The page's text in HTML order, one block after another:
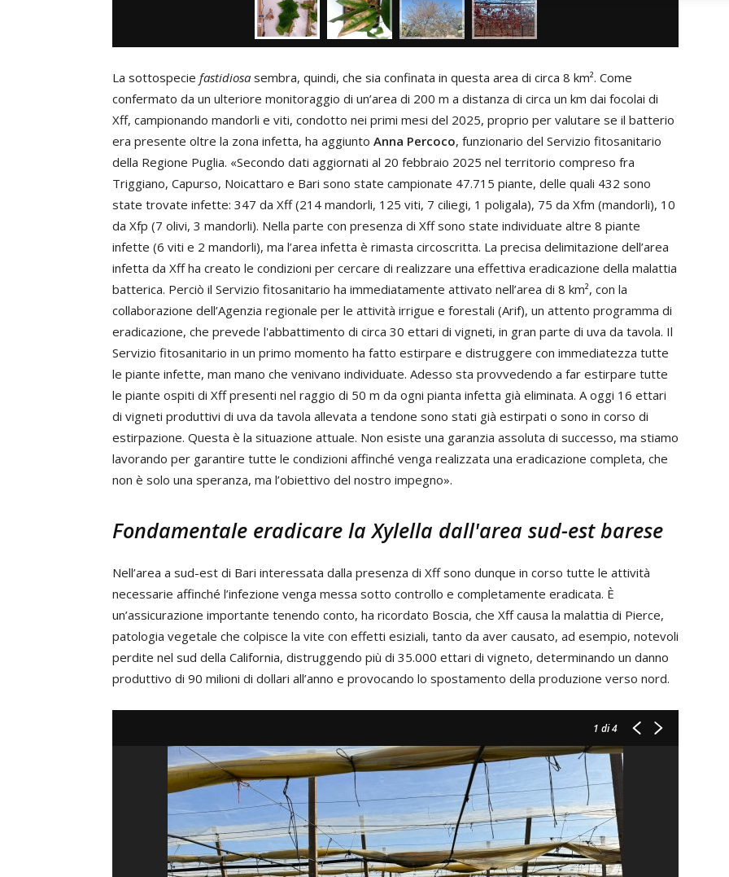
La sottospecie fastidiosa sembra, quindi, che sia confinata in questa area di circa 8 km². Come
confermato da un ulteriore monitoraggio di un’area di 200 m a distanza di circa un km dai focolai di
Xff, campionando mandorli e viti, condotto nei primi mesi del 2025, proprio per valutare se il batterio
era presente oltre la zona infetta, ha aggiunto Anna Percoco, funzionario del Servizio fitosanitario
della Regione Puglia. «Secondo dati aggiornati al 20 febbraio 2025 nel territorio compreso fra
Triggiano, Capurso, Noicattaro e Bari sono state campionate 47.715 piante, delle quali 432 sono
state trovate infette: 347 da Xff (214 mandorli, 125 viti, 7 ciliegi, 1 poligala), 75 da Xfm (mandorli), 10
da Xfp (7 olivi, 3 mandorli). Nella parte con presenza di Xff sono state individuate altre 8 piante
infette (6 viti e 2 mandorli), ma l’area infetta è rimasta circoscritta. La precisa delimitazione dell’area
infetta da Xff ha creato le condizioni per cercare di realizzare una effettiva eradicazione della malattia
batterica. Perciò il Servizio fitosanitario ha immediatamente attivato nell’area di 8 km², con la
collaborazione dell’Agenzia regionale per le attività irrigue e forestali (Arif), un attento programma di
eradicazione, che prevede l'abbattimento di circa 30 ettari di vigneti, in gran parte di uva da tavola. Il
Servizio fitosanitario in un primo momento ha fatto estirpare e distruggere con immediatezza tutte
le piante infette, man mano che venivano individuate. Adesso sta provvedendo a far estirpare tutte
le piante ospiti di Xff presenti nel raggio di 50 m da ogni pianta infetta già eliminata. A oggi 16 ettari
di vigneti produttivi di uva da tavola allevata a tendone sono stati già estirpati o sono in corso di
estirpazione. Questa è la situazione attuale. Non esiste una garanzia assoluta di successo, ma stiamo
lavorando per garantire tutte le condizioni affinché venga realizzata una eradicazione completa, che
non è solo una speranza, ma l’obiettivo del nostro impegno».
Fondamentale eradicare la Xylella dall'area sud-est barese
Nell’area a sud-est di Bari interessata dalla presenza di Xff sono dunque in corso tutte le attività
necessarie affinché l’infezione venga messa sotto controllo e completamente eradicata. È
un’assicurazione importante tenendo conto, ha ricordato Boscia, che Xff causa la malattia di Pierce,
patologia vegetale che colpisce la vite con effetti esiziali, tanto da aver causato, ad esempio, notevoli
perdite nel sud della California, distruggendo più di 35.000 ettari di vigneto, determinando un danno
produttivo di 90 milioni di dollari all’anno e provocando lo spostamento della produzione verso nord.
1 di 4